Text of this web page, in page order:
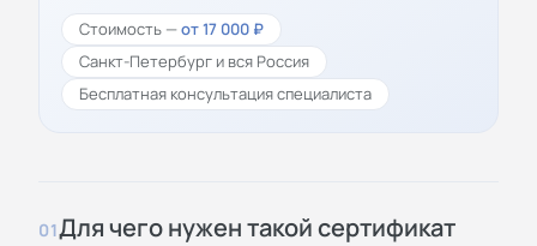
Стоимость —от 17 000 ₽
Санкт-Петербург и вся Россия
Бесплатная консультация специалиста
01Для чего нужен такой сертификат